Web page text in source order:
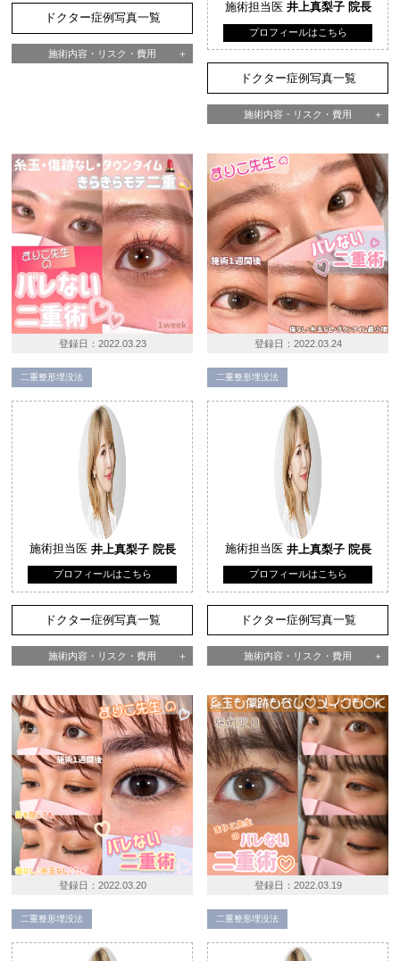
ドクター症例写真一覧
施術内容・リスク・費用
施術担当医 井上真梨子 院長
プロフィールはこちら
ドクター症例写真一覧
施術内容・リスク・費用
登録日： 2022.03.23
二重整形埋没法
施術担当医 井上真梨子 院長
プロフィールはこちら
ドクター症例写真一覧
施術内容・リスク・費用
登録日： 2022.03.24
二重整形埋没法
施術担当医 井上真梨子 院長
プロフィールはこちら
ドクター症例写真一覧
施術内容・リスク・費用
登録日： 2022.03.20
二重整形埋没法
登録日： 2022.03.19
二重整形埋没法